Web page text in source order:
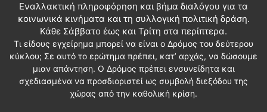
Εναλλακτική πληροφόρηση και βήμα διαλόγου για τα
κοινωνικά κινήματα και τη συλλογική πολιτική δράση.
Κάθε Σάββατο έως και Τρίτη στα περίπτερα.
Τι είδους εγχείρημα μπορεί να είναι ο Δρόμος του δεύτερου
κύκλου; Σε αυτό το ερώτημα πρέπει, κατ’ αρχάς, να δώσουμε
μιαν απάντηση. Ο Δρόμος πρέπει ενσυνείδητα και
σχεδιασμένα να προσδιοριστεί ως συμβολή διεξόδου της
χώρας από την καθολική κρίση.